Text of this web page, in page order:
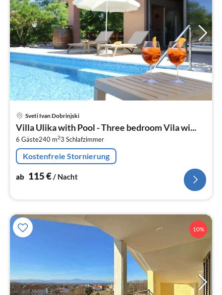
Sveti Ivan Dobrinjski
Villa Ulika with Pool - Three bedroom Vila wi...
6 Gäste240 m23 Schlafzimmer
Kostenfreie Stornierung
ab 115€/ Nacht
10%